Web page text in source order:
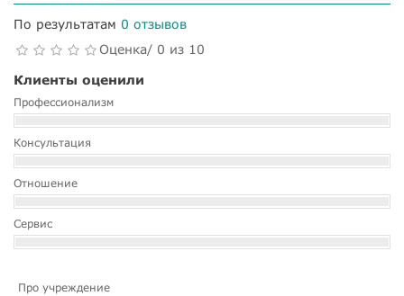
По результатам 0 отзывов
Оценка/ 0 из 10
Клиенты оценили
Профессионализм
Консультация
Отношение
Сервис
Про учреждение